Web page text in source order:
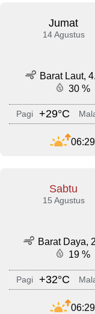
Jumat
14 Agustus
Barat Laut,
30 %
Pagi +29°C
06:29
Sabtu
15 Agustus
Barat Daya,
19 %
Pagi +32°C
06:29